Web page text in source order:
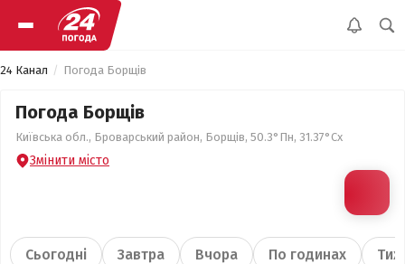
24 Канал Погода Борщів
Погода Борщів
Київська обл., Броварський район, Борщів, 50.3°Пн, 31.37°Сх
Змінити місто
Сьогодні Завтра Вчора По годинах